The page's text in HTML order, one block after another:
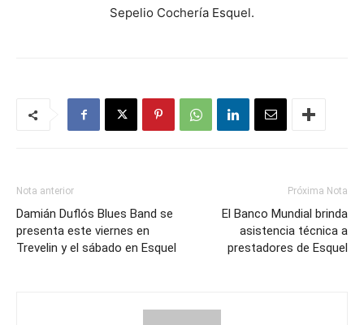
Sepelio Cochería Esquel.
Nota anterior
Damián Duflós Blues Band se
presenta este viernes en
Trevelin y el sábado en Esquel
Próxima Nota
El Banco Mundial brinda
asistencia técnica a
prestadores de Esquel